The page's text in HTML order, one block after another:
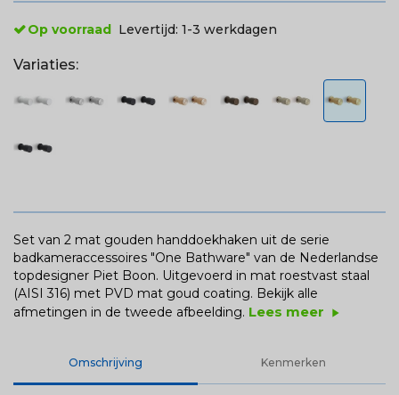
Op voorraad Levertijd: 1-3 werkdagen
Variaties:
Set van 2 mat gouden handdoekhaken uit de serie
badkameraccessoires "One Bathware" van de Nederlandse
topdesigner Piet Boon. Uitgevoerd in mat roestvast staal
(AISI 316) met PVD mat goud coating. Bekijk alle
afmetingen in de tweede afbeelding. Lees meer play_arrow
Omschrijving Kenmerken